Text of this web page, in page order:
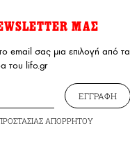
ΜΑΣ
email σας μια επιλογή από τα
του lifo.gr
ΕΓΓΡΑΦΗ
ΑΠΟΡΡΗΤΟΥ